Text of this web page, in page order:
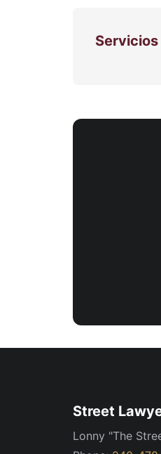
Street
Lonny "The